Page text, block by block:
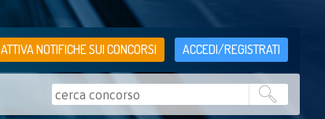
ATTIVA NOTIFICHE SUI CONCORSI ACCEDI/REGISTRATI